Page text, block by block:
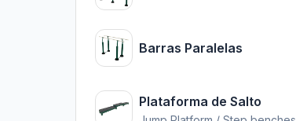
Barras Paralelas
Plataforma de Salto